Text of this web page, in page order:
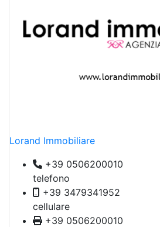
Lorand Immobiliare
+39 0506200010
telefono
+39 3479341952
cellulare
+39 0506200010